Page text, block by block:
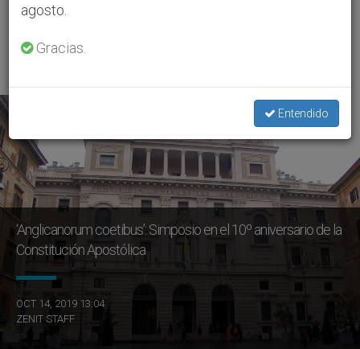
Coetibus’
‘Anglicanorum coetibus’: Simposio en el 10º aniversario de la
Constitución Apostólica
OCT 14, 2019 13:04
ZENIT STAFF
agosto.
Gracias.
Entendido